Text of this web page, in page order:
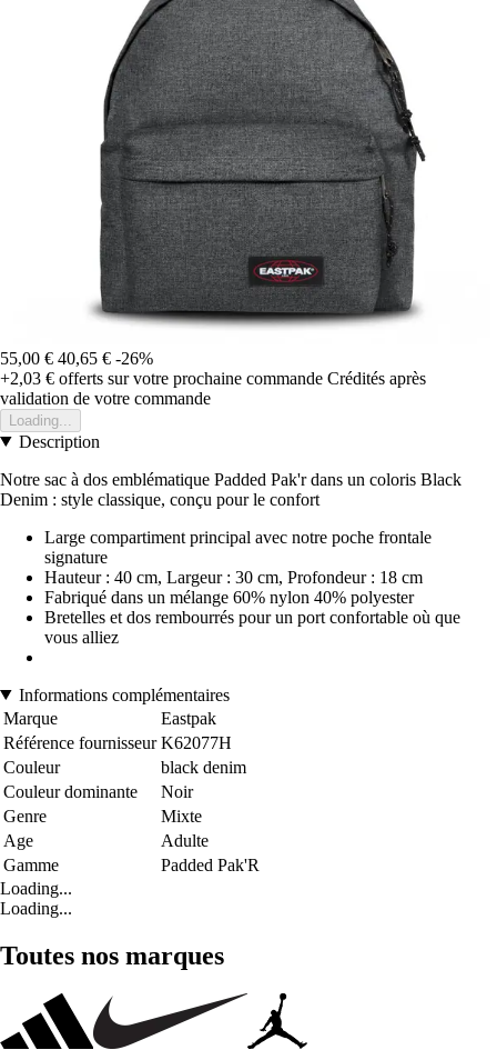
55,00 € 40,65 € -26%
+2,03 € offerts sur votre prochaine commande Crédités après
validation de votre commande
Loading...
Description
Notre sac à dos emblématique Padded Pak'r dans un coloris Black
Denim : style classique, conçu pour le confort
Large compartiment principal avec notre poche frontale
signature
Hauteur : 40 cm, Largeur : 30 cm, Profondeur : 18 cm
Fabriqué dans un mélange 60% nylon 40% polyester
Bretelles et dos rembourrés pour un port confortable où que
vous alliez
Informations complémentaires
Marque
Eastpak
Référence fournisseur K62077H
Couleur
black denim
Couleur dominante
Noir
Genre
Mixte
Age
Adulte
Gamme
Padded Pak'R
Loading...
Loading...
Toutes nos marques